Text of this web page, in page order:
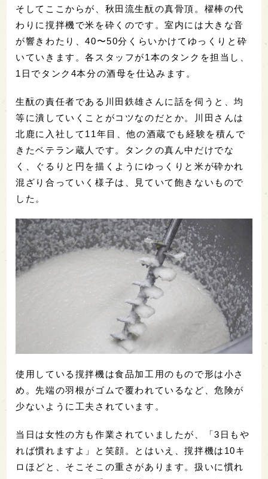
そしてここからが、秋田流生酛の真骨頂。櫂棒の代
わりに撹拌機で米を砕くのです。室内には大きな音
が響きわたり、40〜50分くらいかけてゆっくりと砕
いていきます。各スタッフが1本のタンクを担当し、
1日でタンク4本分の酒母を仕込みます。
生酛の責任者である川田鉄雄さんに話を伺うと、均
等に潰していくことがコツなのだとか。川田さんは
北鹿に入社して11年目、他の酒蔵でも経験を積んで
きたベテラン蔵人です。タンクの真ん中だけでな
く、ぐるりと円を描くようにゆっくりと米が砕かれ
混ざり合っていく様子は、見ていて飽きないもので
した。
使用している撹拌機は食品加工用のもので形は小さ
め。先端の羽根がゴムで覆われているなど、危険が
少ないように工夫されています。
当日は女性の方も作業されていましたが、「3日もや
れば慣れますよ」と笑顔。とはいえ、撹拌機は10キ
ロほどと、そこそこの重さがあります。扱いに慣れ